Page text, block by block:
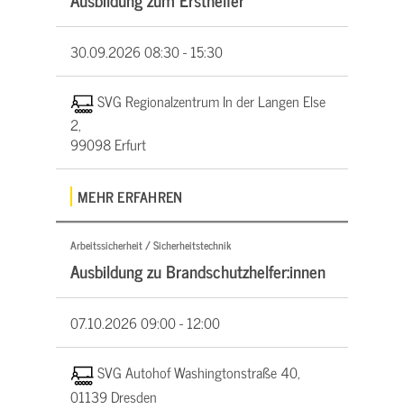
30.09.202608:30 - 15:30
SVG Regionalzentrum In der Langen Else
2,
99098 Erfurt
MEHR ERFAHREN
Arbeitssicherheit / Sicherheitstechnik
Ausbildung zu Brandschutzhelfer:innen
07.10.202609:00 - 12:00
SVG Autohof Washingtonstraße 40,
01139 Dresden